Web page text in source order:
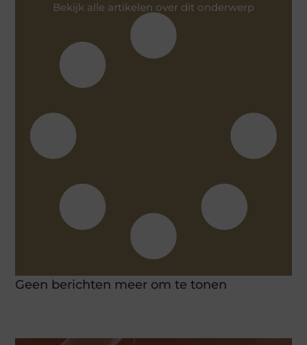
Bekijk alle artikelen over dit onderwerp
Geen berichten meer om te tonen